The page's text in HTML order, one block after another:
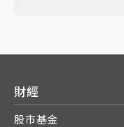
財經
股市基金